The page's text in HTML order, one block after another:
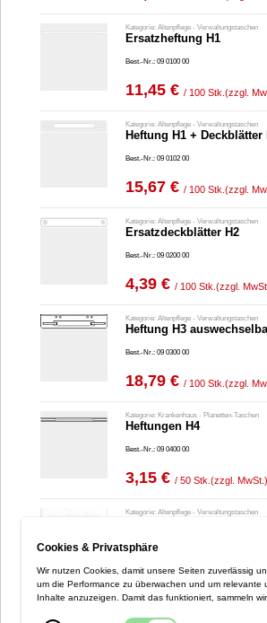
Kategorie: Altenpflege - Verwaltungstaschen
Ersatzheftung H1
Best.-Nr.: 09 0100 00
11,45 € / 100 Stk. (zzgl.
Kategorie: Altenpflege - Verwaltungstaschen
Heftung H1 + Deckblätter
Best.-Nr.: 09 0102 00
15,67 € / 100 Stk. (zzgl.
Kategorie: Altenpflege - Verwaltungstaschen
Ersatzdeckblätter H2
Best.-Nr.: 09 0200 00
4,39 € / 100 Stk. (zzgl.
Kategorie: Altenpflege - Verwaltungstaschen
Heftung H3
Best.-Nr.: 09 0300 00
18,79 € / 100 Stk. (zzgl.
Kategorie: Krankenhaus - Planetten-Taschen
Heftungen H4
Best.-Nr.: 09 0400 00
3,15 € / 50 Stk. (zzgl. MwSt.)
Kategorie: Altenpflege - Verwaltungstaschen
Best.-Nr.: 09 0600 01
26,88 € / 100 Stk.(zzgl.
Cookies & Privatsphäre
Wir nutzen Cookies, damit unsere Seiten zuverlässig
um die Performance zu überwachen und um relevante
Inhalte anzuzeigen. Damit das funktioniert, sammeln